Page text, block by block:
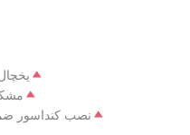
نصب کنداسور